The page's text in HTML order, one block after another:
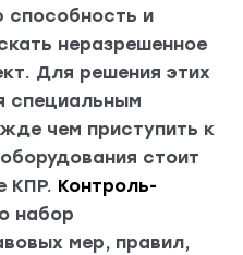
способность и
неразрешенное
Для решения этих
специальным
чем приступить к
стоит
КПР. Контроль-
набор
мер, правил,